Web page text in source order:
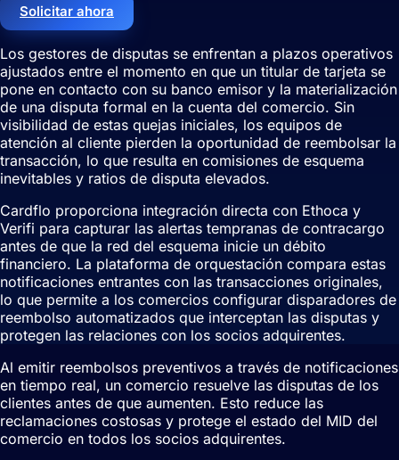
Solicitar ahora
Los gestores de disputas se enfrentan a plazos operativos
ajustados entre el momento en que un titular de tarjeta se
pone en contacto con su banco emisor y la materialización
de una disputa formal en la cuenta del comercio. Sin
visibilidad de estas quejas iniciales, los equipos de
atención al cliente pierden la oportunidad de reembolsar la
transacción, lo que resulta en comisiones de esquema
inevitables y ratios de disputa elevados.
Cardflo proporciona integración directa con Ethoca y
Verifi para capturar las alertas tempranas de contracargo
antes de que la red del esquema inicie un débito
financiero. La plataforma de orquestación compara estas
notificaciones entrantes con las transacciones originales,
lo que permite a los comercios configurar disparadores de
reembolso automatizados que interceptan las disputas y
protegen las relaciones con los socios adquirentes.
Al emitir reembolsos preventivos a través de notificaciones
en tiempo real, un comercio resuelve las disputas de los
clientes antes de que aumenten. Esto reduce las
reclamaciones costosas y protege el estado del MID del
comercio en todos los socios adquirentes.